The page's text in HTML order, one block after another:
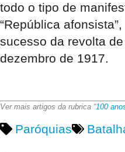
todo o tipo de
“República
sucesso da revolta
dezembro de 1917.
Ver mais artigos da rubrica “100
Paróquias